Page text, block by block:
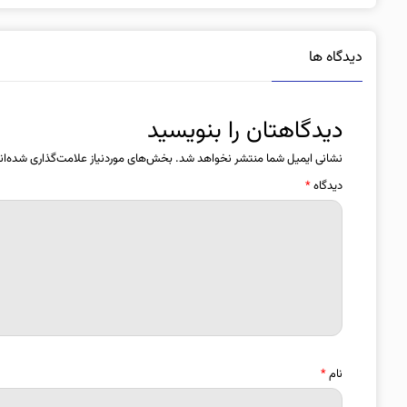
دیدگاه ها
دیدگاهتان را بنویسید
نشانی ایمیل شما منتشر نخواهد شد. بخش‌های موردنیاز علامت‌گذاری
دیدگاه*
نام*